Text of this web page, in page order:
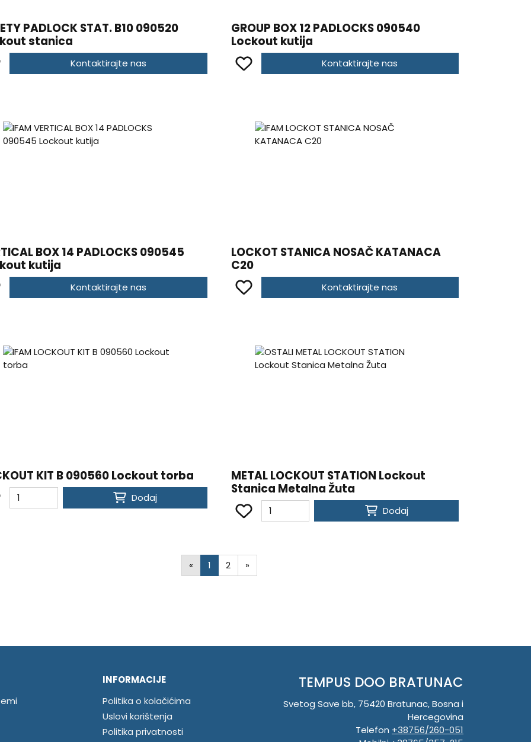
PADLOCK STAT. B10 090520
stanica
Kontaktirajte nas
GROUP BOX 12 PADLOCKS 090540
Lockout kutija
Kontaktirajte nas
BOX 14 PADLOCKS 090545
kutija
Kontaktirajte nas
LOCKOT STANICA NOSAČ KATANACA
C20
Kontaktirajte nas
KIT B 090560 Lockout torba
Dodaj
METAL LOCKOUT STATION Lockout
Stanica Metalna Žuta
Dodaj
« 1 2 »
INFORMACIJE
Politika o kolačićima
Uslovi korištenja
Politika privatnosti
TEMPUS DOO BRATUNAC
Svetog Save bb, 75420 Bratunac, Bosna i
Hercegovina
Telefon +38756/260-051